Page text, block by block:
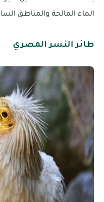
الماء المالحة والمناطق
طائر النسر المصري